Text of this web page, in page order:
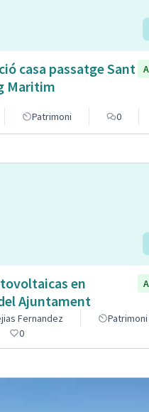
casa passatge Sant
Maritim
Patrimoni 0
en
Ajuntament
Fernandez
Patrimoni
0